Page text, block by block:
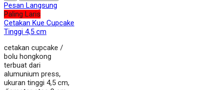
Pesan Langsung
Paling Laris
Cetakan Kue Cupcake
Tinggi 4,5 cm
cetakan cupcake /
bolu hongkong
terbuat dari
alumunium press,
ukuran tinggi 4,5 cm,